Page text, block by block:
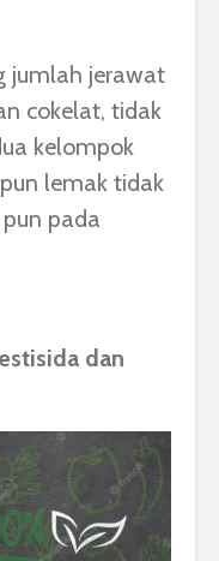
jumlah jerawat
cokelat, tidak
kelompok
lemak tidak
pada
dan